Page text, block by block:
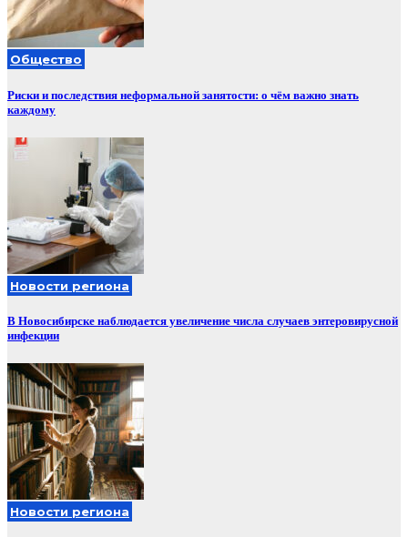
Общество
Риски и последствия неформальной занятости: о чём важно знать
каждому
Новости региона
В Новосибирске наблюдается увеличение числа случаев энтеровирусной
инфекции
Новости региона